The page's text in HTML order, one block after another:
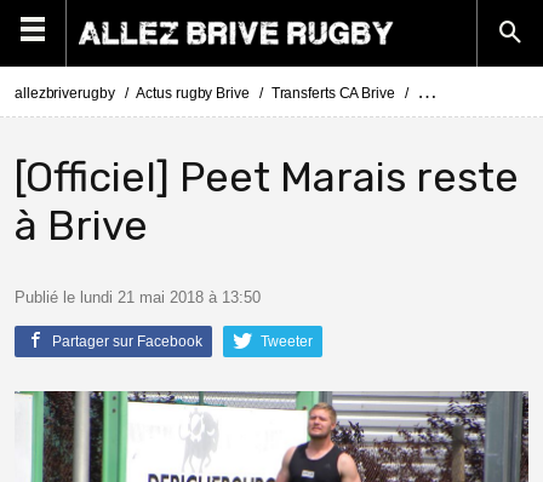
allezbriverugby Actus rugby Brive Transferts CA Brive Actus Transferts
[Officiel] Peet Marais reste
à Brive
Publié le lundi 21 mai 2018 à 13:50
Partager sur Facebook Tweeter